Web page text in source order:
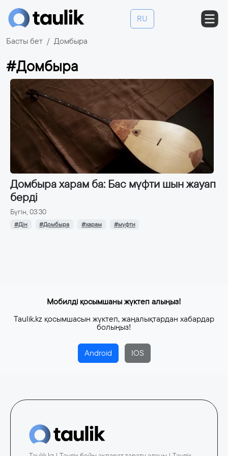
RU
Басты бет Домбыра
#Домбыра
Домбыра харам ба: Бас мүфти шын жауап
берді
Бүгін, 03:30
#Дін #Домбыра #харам #мүфти
Мобилді қосымшаны жүктеп алыңыз!
Taulik.kz қосымшасын жүктеп, жаңалықтардан хабардар
болыңыз!
Android IOS